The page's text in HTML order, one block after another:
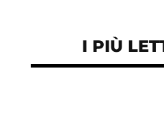
I PIÙ